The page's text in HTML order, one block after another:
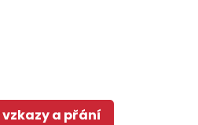
vzkazy a přání